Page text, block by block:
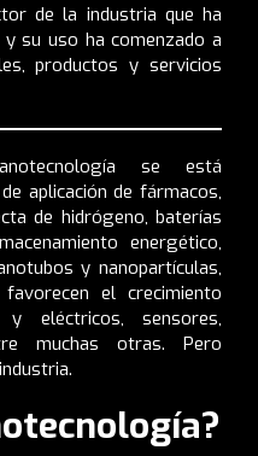
de la industria que ha
su uso ha comenzado a
productos y servicios
se está
aplicación de fármacos,
de hidrógeno, baterías
energético,
y nanopartículas,
el crecimiento
eléctricos, sensores,
muchas otras. Pero